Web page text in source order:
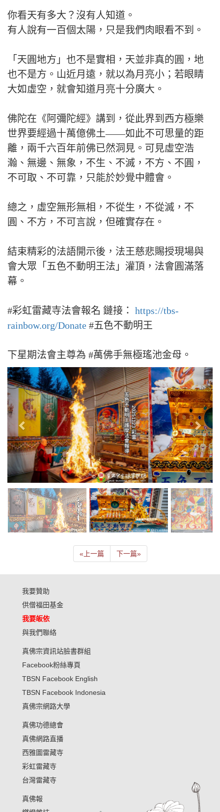
你看天有多大？沒有人知道。
有人說有一百個太陽，只是我們肉眼看不到。
「天圓地方」也不是實相，天並非真的圓，地
也不是方。山近月遠，就以為月亮小；若眼睛
大如虛空，就會知道月亮十分廣大。
佛陀在《阿彌陀經》講到，從此界到西方極樂
世界要經過十萬億佛土——如此不可思量的距
離，兩千六百年前佛已然洞見。可見虛空浩
瀚、無邊、無象，不生、不滅，不方、不圓，
不可取、不可靠，只能於妙覺中體會。
總之，虛空無形無相，不從生，不從滅，不
圓、不方，不可言說，但確實存在。
結束精彩的法語開示後，法王慈悲賜授現場與
會大眾「五色不動明王法」灌頂，法會圓滿落
幕。
#彩虹雷藏寺法會報名 鏈接： https://tbs-
rainbow.org/Donate #五色不動明王
下星期法會主尊為 #萬佛手無極瑤池金母。
«上一篇 下一篇»
與我們聯絡
真佛宗網路大學
台灣雷藏寺